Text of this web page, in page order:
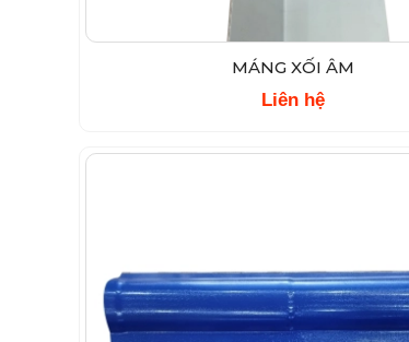
MÁNG XỐI ÂM
Liên hệ